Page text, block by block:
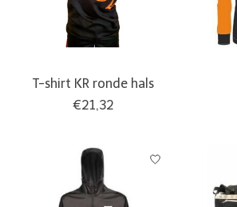
T-shirt KR ronde hals
€21,32